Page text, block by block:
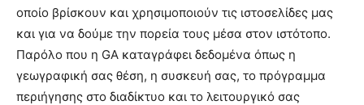
οποίο βρίσκουν και χρησιμοποιούν τις ιστοσελίδες μας
και για να δούμε την πορεία τους μέσα στον ιστότοπο.
Παρόλο που η GA καταγράφει δεδομένα όπως η
γεωγραφική σας θέση, η συσκευή σας, το πρόγραμμα
περιήγησης στο διαδίκτυο και το λειτουργικό σας